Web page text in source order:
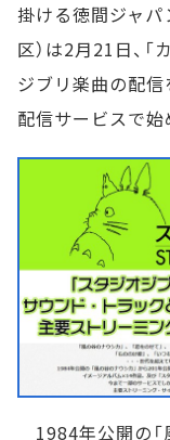
掛ける徳間ジャパ
区）は2月21日、「
ジブリ楽曲の配
配信サービスで始
1984年公開の「